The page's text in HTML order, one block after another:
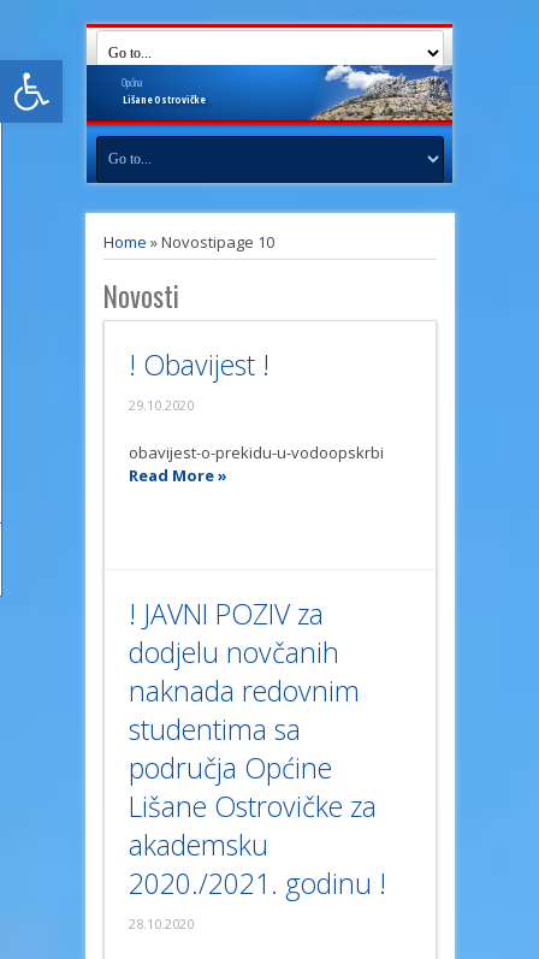
Open toolbar
LišaneOstrovičke
Općina
Home »Novostipage 10
Novosti
! Obavijest !
29.10.2020
obavijest-o-prekidu-u-vodoopskrbi
Read More »
! JAVNI POZIV za
dodjelu novčanih
naknada redovnim
studentima sa
područja Općine
Lišane Ostrovičke za
akademsku
2020./2021. godinu !
28.10.2020